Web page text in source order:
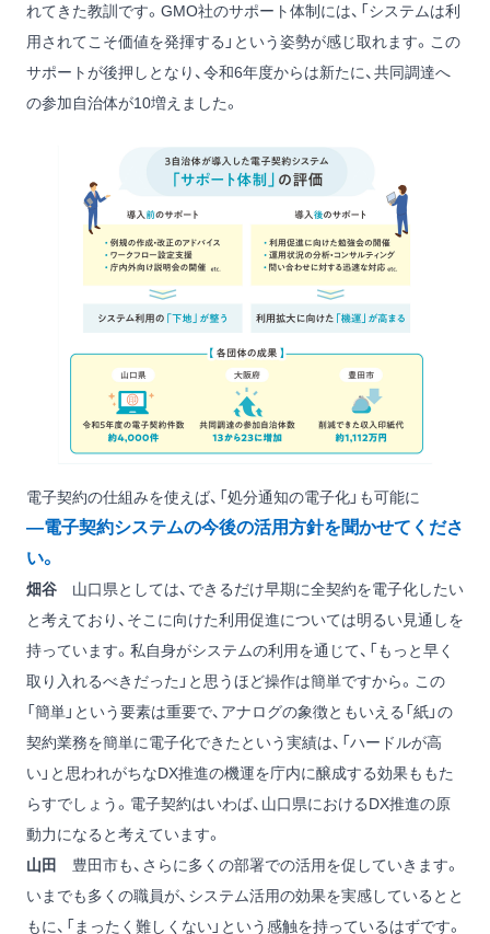
れてきた教訓です。GMO社のサポート体制には、「システムは利
用されてこそ価値を発揮する」という姿勢が感じ取れます。この
サポートが後押しとなり、令和6年度からは新たに、共同調達へ
の参加自治体が10増えました。
電子契約の仕組みを使えば、「処分通知の電子化」も可能に
―電子契約システムの今後の活用方針を聞かせてくださ
い。
畑谷 山口県としては、できるだけ早期に全契約を電子化したい
と考えており、そこに向けた利用促進については明るい見通しを
持っています。私自身がシステムの利用を通じて、「もっと早く
取り入れるべきだった」と思うほど操作は簡単ですから。この
「簡単」という要素は重要で、アナログの象徴ともいえる「紙」の
契約業務を簡単に電子化できたという実績は、「ハードルが高
い」と思われがちなDX推進の機運を庁内に醸成する効果ももた
らすでしょう。電子契約はいわば、山口県におけるDX推進の原
動力になると考えています。
山田
豊田市も、さらに多くの部署での活用を促していきます。
いまでも多くの職員が、システム活用の効果を実感しているとと
もに、「まったく難しくない」という感触を持っているはずです。